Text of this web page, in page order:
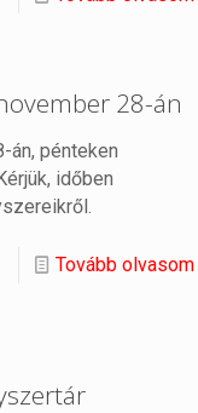
28-án
án, pénteken
időben
Tovább olvasom